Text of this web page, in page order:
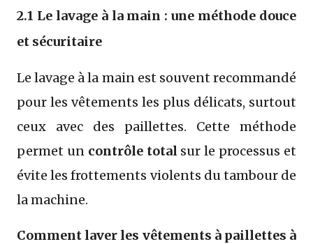
2.1 Le lavage à la main : une méthode douce
et sécuritaire
Le lavage à la main est souvent recommandé
pour les vêtements les plus délicats, surtout
ceux avec des paillettes. Cette méthode
permet un contrôle total sur le processus et
évite les frottements violents du tambour de
la machine.
Comment laver les vêtements à paillettes à